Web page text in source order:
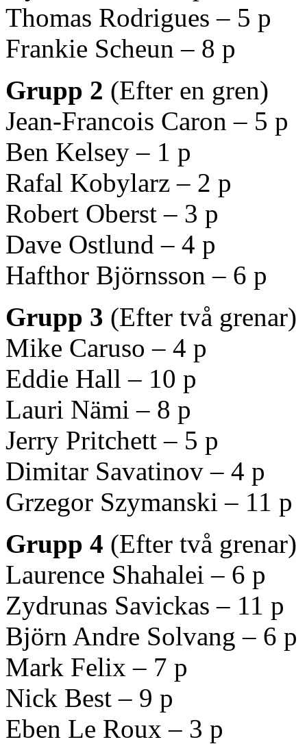
Thomas Rodrigues – 5 p
Frankie Scheun – 8 p
Grupp 2 (Efter en gren)
Jean-Francois Caron – 5 p
Ben Kelsey – 1 p
Rafal Kobylarz – 2 p
Robert Oberst – 3 p
Dave Ostlund – 4 p
Hafthor Björnsson – 6 p
Grupp 3 (Efter två grenar)
Mike Caruso – 4 p
Eddie Hall – 10 p
Lauri Nämi – 8 p
Jerry Pritchett – 5 p
Dimitar Savatinov – 4 p
Grzegor Szymanski – 11 p
Grupp 4 (Efter två grenar)
Laurence Shahalei – 6 p
Zydrunas Savickas – 11 p
Björn Andre Solvang – 6 p
Mark Felix – 7 p
Nick Best – 9 p
Eben Le Roux – 3 p